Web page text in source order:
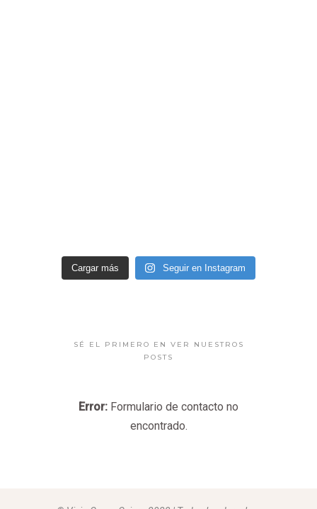
Cargar más Seguir en Instagram
SÉ EL PRIMERO EN VER NUESTROS
POSTS
Error: Formulario de contacto no
encontrado.